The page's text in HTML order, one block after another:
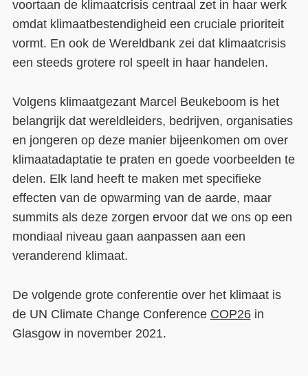
voortaan de klimaatcrisis centraal zet in haar werk
omdat klimaatbestendigheid een cruciale prioriteit
vormt. En ook de Wereldbank zei dat klimaatcrisis
een steeds grotere rol speelt in haar handelen.
Volgens klimaatgezant Marcel Beukeboom is het
belangrijk dat wereldleiders, bedrijven, organisaties
en jongeren op deze manier bijeenkomen om over
klimaatadaptatie te praten en goede voorbeelden te
delen. Elk land heeft te maken met specifieke
effecten van de opwarming van de aarde, maar
summits als deze zorgen ervoor dat we ons op een
mondiaal niveau gaan aanpassen aan een
veranderend klimaat.
De volgende grote conferentie over het klimaat is
de UN Climate Change Conference COP26in
Glasgow in november 2021.